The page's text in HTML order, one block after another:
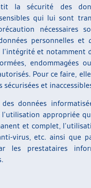
la sécurité des
qui lui sont
nécessaires
personnelles et
l’intégrité et notamment
endommagées
Pour ce faire,
sécurisées et
données
appropriée
et complet,
virus, etc. ainsi que
les prestataires